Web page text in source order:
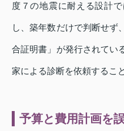
度７の地震に耐える設計
し、築年数だけで判断せず
合証明書」が発行されてい
家による診断を依頼するこ
予算と費用計画を